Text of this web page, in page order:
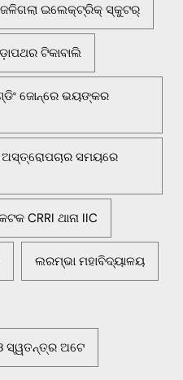
ଜଳିଗଲା ଇଲେକ୍ଟ୍ରିକ୍ ସ୍କୁଟର୍
ଟିକାବାଲି
ଜୋନ୍‌ରେ ଭୟଙ୍କର
ଅସ୍ତ୍ରୋପଚାର ସମୟରେ
CRRI ଥାନା IIC
ଲରମ୍ଭା ମହାବିଦ୍ୟାଳୟ
ଓ ସ୍ୱତନ୍ତ୍ର ଅଟେ